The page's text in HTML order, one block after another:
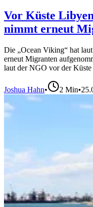
Vor Küste
nimmt erneut
Die „Ocean Viking“ hat
erneut Migranten
laut der NGO vor der
Joshua Hahn• 2 Min•